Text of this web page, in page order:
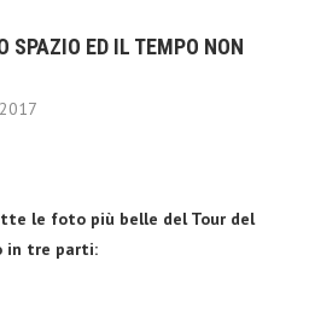
SPAZIO ED IL TEMPO NON
le foto più belle del Tour del
in tre parti: